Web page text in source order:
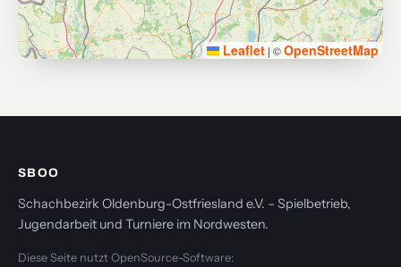
Leaflet| ©OpenStreetMap
SBOO
Schachbezirk Oldenburg-Ostfriesland e.V. – Spielbetrieb,
Jugendarbeit und Turniere im Nordwesten.
Diese Seite nutzt OpenSource-Software: